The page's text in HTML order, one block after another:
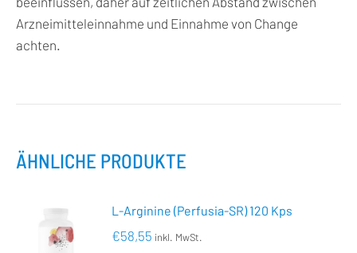
Arzneimitteleinnahme und Einnahme von Change
achten.
ÄHNLICHE PRODUKTE
L-Arginine (Perfusia-SR) 120 Kps
€58,55 inkl. MwSt.